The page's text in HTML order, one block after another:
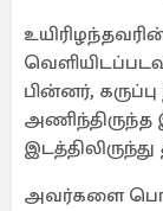
பின்னர்,
அவர்களை